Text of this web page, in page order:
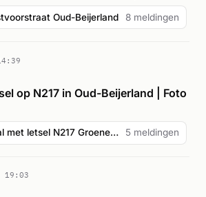
Oud-Beijerland 8 meldingen
op N217 in Oud-Beijerland | Foto
Verkeersongeval met letsel N217 Groeneweg Oud-Beijerland 5 meldingen